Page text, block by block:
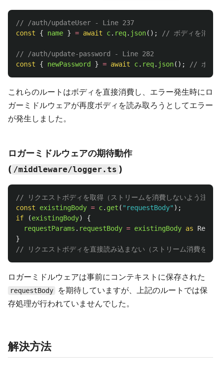
// /auth/updateUser - Line 237
const
{ name } = await c. req. json(); // ボディを消費
// /auth/update-password - Line 282
const
{ newPassword } = await c. req. json(); // ボデ
これらのルートはボディを直接消費し、エラー発生時にロ
ガーミドルウェアが再度ボディを読み取ろうとしてエラー
が発生しました。
ロガーミドルウェアの期待動作
( /middleware/logger.ts )
// リクエストボディを取得（ストリームを消費しないよう注意）
const
existingBody = c. get ( " requestBody" );
if
(existingBody)
{
requestParams . requestBody = existingBody as Record
}
// リクエストボディを直接読み込まない（ストリーム消費を避
ロガーミドルウェアは事前にコンテキストに保存された
requestBody
を期待していますが、上記のルートでは保
存処理が行われていませんでした。
解決方法